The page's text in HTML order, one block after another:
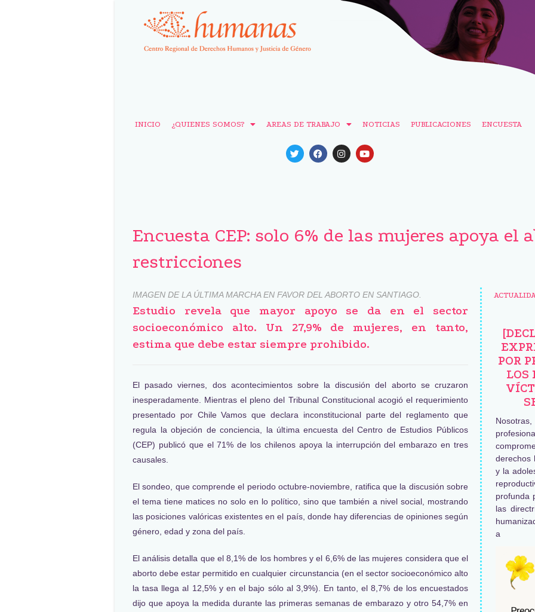
INICIO ¿QUIENES SOMOS? AREAS DE TRABAJO NOTICIAS PUBLICACIONES ENCUESTA
Encuesta CEP: solo 6% de las mujeres apoya el
restricciones
IMAGEN DE LA ÚLTIMA MARCHA EN FAVOR DEL ABORTO EN SANTIAGO.
Estudio revela que mayor apoyo se da en el sector
socioeconómico alto. Un 27,9% de mujeres, en tanto,
estima que debe estar siempre prohibido.
El pasado viernes, dos acontecimientos sobre la discusión del aborto se cruzaron
inesperadamente. Mientras el pleno del Tribunal Constitucional acogió el requerimiento
presentado por Chile Vamos que declara inconstitucional parte del reglamento que
regula la objeción de conciencia, la última encuesta del Centro de Estudios Públicos
(CEP) publicó que el 71% de los chilenos apoya la interrupción del embarazo en tres
causales.
El sondeo, que comprende el periodo octubre-noviembre, ratifica que la discusión sobre
el tema tiene matices no solo en lo político, sino que también a nivel social, mostrando
las posiciones valóricas existentes en el país, donde hay diferencias de opiniones según
género, edad y zona del país.
El análisis detalla que el 8,1% de los hombres y el 6,6% de las mujeres considera que el
aborto debe estar permitido en cualquier circunstancia (en el sector socioeconómico alto
la tasa llega al 12,5% y en el bajo sólo al 3,9%). En tanto, el 8,7% de los encuestados
dijo que apoya la medida durante las primeras semanas de embarazo y otro 54,7% en
POR
LOS
derechos
y la
profunda
las
a